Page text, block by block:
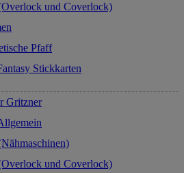
und Coverlock)
Pfaff
Stickkarten
Gritzner
und Coverlock)